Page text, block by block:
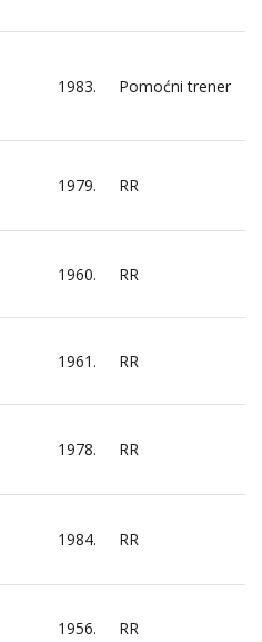
1983. Pomoćni trener
1979. RR
1960. RR
1961. RR
1978. RR
1984. RR
1956. RR